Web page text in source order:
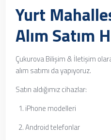
Yurt
Alım Satım
Çukurova Bilişim & İletişim
alım satımı da yapıyoruz.
Satın aldığımız cihazlar:
iPhone modelleri
Android telefonlar